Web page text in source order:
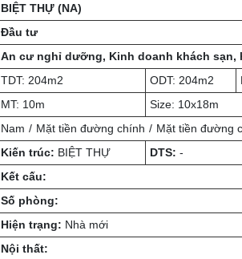
BIỆT THỰ (NA)
Đầu tư
An cư nghỉ dưỡng, Kinh doanh khách sạn,
TDT: 204m2 ODT: 204m2
MT: 10m
Size: 10x18m
Nam Mặt tiền đường chính Mặt tiền đường
Kiến trúc: BIỆT THỰ DTS: -
Kết cấu:
Số phòng:
Hiện trạng: Nhà mới
Nội thất: